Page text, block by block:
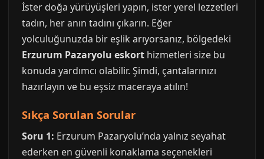
İster doğa yürüyüşleri yapın, ister yerel lezzetleri
tadın, her anın tadını çıkarın. Eğer
yolculuğunuzda bir eşlik arıyorsanız, bölgedeki
Erzurum Pazaryolu eskort hizmetleri size bu
konuda yardımcı olabilir. Şimdi, çantalarınızı
hazırlayın ve bu eşsiz maceraya atılın!
Sıkça Sorulan Sorular
Soru 1: Erzurum Pazaryolu’nda yalnız seyahat
ederken en güvenli konaklama seçenekleri